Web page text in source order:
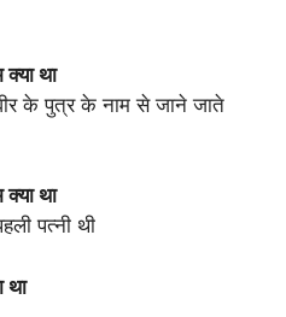
था
वीर के पुत्र के नाम से जाने जाते
था
पत्नी थी
था